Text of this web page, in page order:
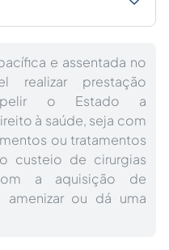
e assentada no
realizar prestação
o Estado a
à saúde, seja com
ou tratamentos
custeio de cirurgias
a aquisição de
amenizar ou dá uma